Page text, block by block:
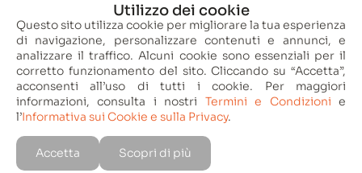
IT EN FR
© Studio Borsotto Architettura 2025 | p.iva
IT04078000041 |Termini e condizioni
Informativa sui Cookie e sulla Privacy
Utilizzo dei cookie
Questo sito utilizza cookie per migliorare la tua esperienza
di navigazione, personalizzare contenuti e annunci, e
analizzare il traffico. Alcuni cookie sono essenziali per il
corretto funzionamento del sito. Cliccando su “Accetta”,
acconsenti all’uso di tutti i cookie. Per maggiori
informazioni, consulta i nostri Termini e Condizioni e
l’Informativa sui Cookie e sulla Privacy.
Accetta Scopri di più